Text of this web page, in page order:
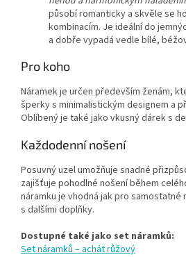
působí romanticky a skvěle se
kombinacím. Je ideální do
a dobře vypadá vedle bílé,
Pro koho
Náramek je určen především ženám,
šperky s minimalistickým designem a
Oblíbený je také jako vkusný dárek s
Každodenní nošení
Posuvný uzel umožňuje snadné
zajišťuje pohodlné nošení během
náramku je vhodná jak pro
s dalšími doplňky.
Dostupné také jako set náramků:
Set náramků – achát růžový